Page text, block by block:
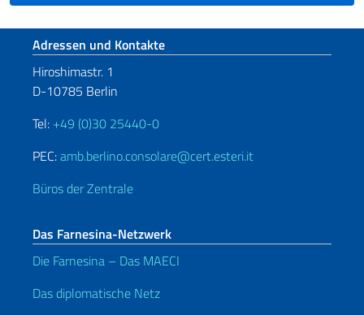
Fußbereich
Adressen und Kontakte
Hiroshimastr. 1
D-10785 Berlin
Tel: +49 (0)30 25440-0
PEC:amb.berlino.consolare@cert.esteri.it
Büros der Zentrale
Das Farnesina-Netzwerk
Die Farnesina – Das MAECI
Das diplomatische Netz